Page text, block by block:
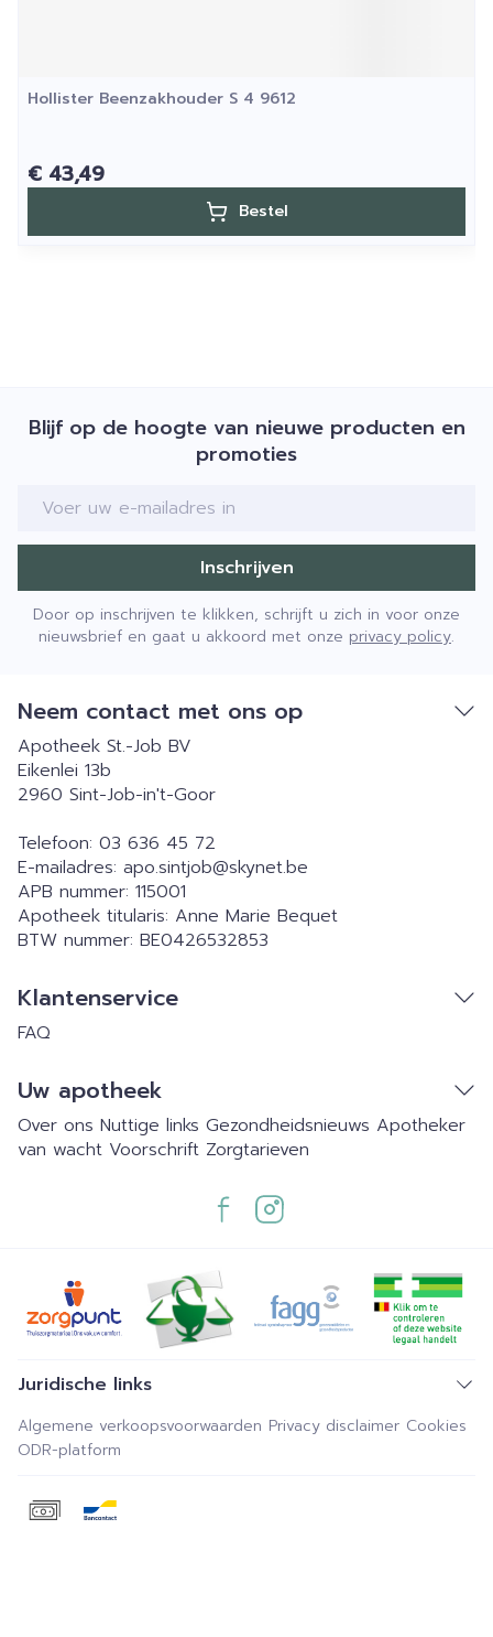
Hollister Beenzakhouder S 4 9612
€ 43,49
Bestel
Blijf op de hoogte van nieuwe producten en
promoties
E-mail adres
Inschrijven
Door op inschrijven te klikken, schrijft u zich in voor onze
nieuwsbrief en gaat u akkoord met onze privacy policy.
Neem contact met ons op
Apotheek St.-Job BV
Eikenlei 13b
2960 Sint-Job-in't-Goor
Telefoon: 03 636 45 72
E-mailadres: apo.sintjob@skynet.be
APB nummer: 115001
Apotheek titularis: Anne Marie Bequet
BTW nummer: BE0426532853
Klantenservice
FAQ
Uw apotheek
Over ons Nuttige links Gezondheidsnieuws Apotheker
van wacht Voorschrift Zorgtarieven
Juridische links
Algemene verkoopsvoorwaarden Privacy disclaimer Cookies
ODR-platform